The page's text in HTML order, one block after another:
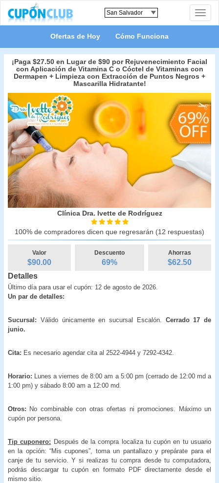
Toggle
Ofertas de Hoy Cómo Funciona
¡Paga $27.50 en Lugar de $90 por Rejuvenecimiento Facial
con Aplicación de Vitamina C o Cóctel de Vitaminas con
Dermapen + Limpieza con Extracción de Puntos Negros +
Mascarilla Hidratante!
Clínica Dra. Ivette de Rodríguez
100% de compradores dicen que regresarán (12 respuestas)
Valor
$90.00
Descuento
69%
Ahorras
$62.50
Detalles
Último día para usar el cupón: 12 de agosto de 2026.
Un par de detalles:
Sucursal: Válido únicamente en sucursal Escalón.
Cerrado 17 de
junio.
Cita: Es necesario agendar cita al 2522-4944 y 7292-4342.
Horario:
Lunes a viernes de 8:00 am a 5:00 pm (cerrado de 12:00 md a
1:00 pm) y sábado 8:00 am a 12:00 md.
Otros: No combinable con otras ofertas ni promociones. Máximo un
cupón por persona.
Tip cuponero: Después de la compra localiza tu cupón en tu usuario
en la opción: “Mis cupones”, toma un pantallazo y prepárate para el
canje de tu servicio. Y si realizas tu compra desde tu computadora,
podrás descargar tu cupón en formato PDF directamente desde el
mismo sitio.